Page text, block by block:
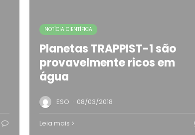
NOTÍCIA CIENTÍFICA
Planetas TRAPPIST-1 são
provavelmente ricos em
água
ESO · 08/03/2018
Leia mais